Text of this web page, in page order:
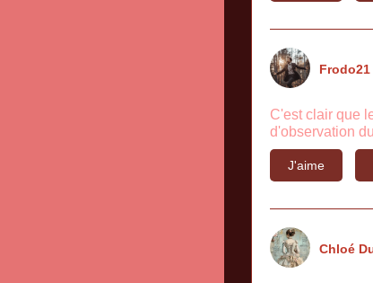
Frodo21
C'est clair que
d'observation
J'aime
Chloé